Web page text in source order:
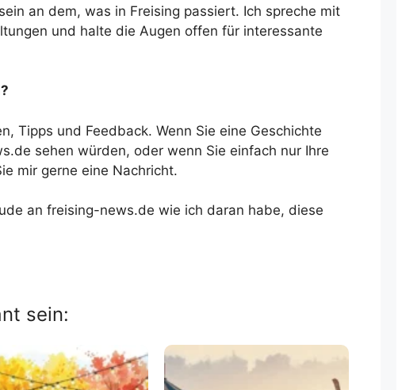
an dem, was in Freising passiert. Ich spreche mit
und halte die Augen offen für interessante
Tipps und Feedback. Wenn Sie eine Geschichte
sehen würden, oder wenn Sie einfach nur Ihre
mir gerne eine Nachricht.
an freising-news.de wie ich daran habe, diese
sein: